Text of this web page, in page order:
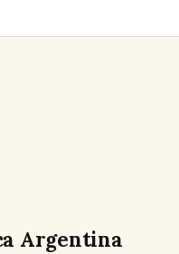
Argentina